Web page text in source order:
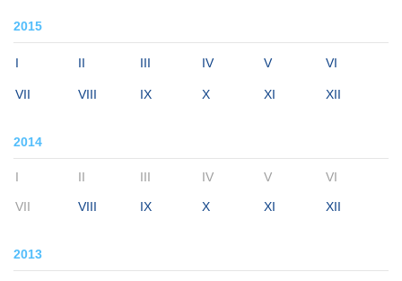
2015
I II III IV V VI
VII VIII IX X XI XII
2014
I II III IV V VI
VII VIII IX X XI XII
2013